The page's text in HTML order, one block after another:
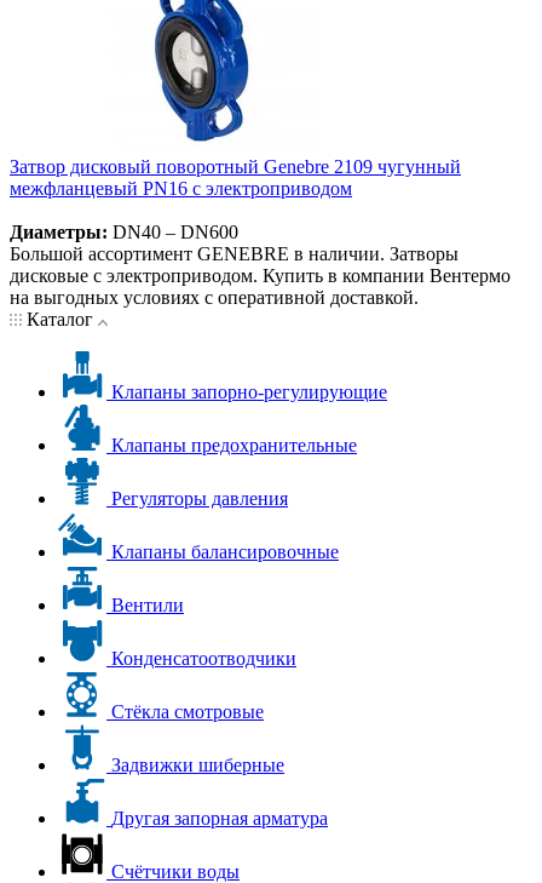
Затвор дисковый поворотный Genebre 2109 чугунный
межфланцевый PN16 с электроприводом
Диаметры: DN40 – DN600
Большой ассортимент GENEBRE в наличии. Затворы
дисковые с электроприводом. Купить в компании Вентермо
на выгодных условиях с оперативной доставкой.
Каталог
Клапаны запорно-регулирующие
Клапаны предохранительные
Регуляторы давления
Клапаны балансировочные
Вентили
Конденсатоотводчики
Стёкла смотровые
Задвижки шиберные
Другая запорная арматура
Счётчики воды